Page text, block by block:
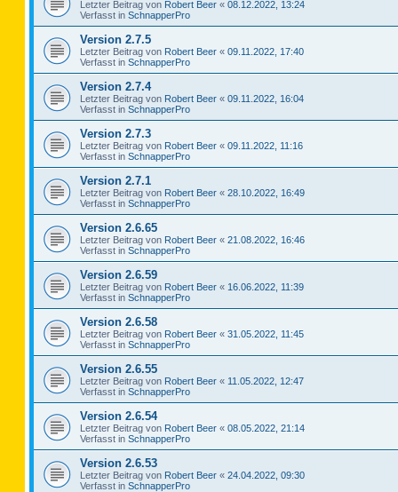
Letzter Beitrag von Robert Beer « 08.12.2022, 13:24
Verfasst in SchnapperPro
Version 2.7.5
Letzter Beitrag von Robert Beer « 09.11.2022, 17:40
Verfasst in SchnapperPro
Version 2.7.4
Letzter Beitrag von Robert Beer « 09.11.2022, 16:04
Verfasst in SchnapperPro
Version 2.7.3
Letzter Beitrag von Robert Beer « 09.11.2022, 11:16
Verfasst in SchnapperPro
Version 2.7.1
Letzter Beitrag von Robert Beer « 28.10.2022, 16:49
Verfasst in SchnapperPro
Version 2.6.65
Letzter Beitrag von Robert Beer « 21.08.2022, 16:46
Verfasst in SchnapperPro
Version 2.6.59
Letzter Beitrag von Robert Beer « 16.06.2022, 11:39
Verfasst in SchnapperPro
Version 2.6.58
Letzter Beitrag von Robert Beer « 31.05.2022, 11:45
Verfasst in SchnapperPro
Version 2.6.55
Letzter Beitrag von Robert Beer « 11.05.2022, 12:47
Verfasst in SchnapperPro
Version 2.6.54
Letzter Beitrag von Robert Beer « 08.05.2022, 21:14
Verfasst in SchnapperPro
Version 2.6.53
Letzter Beitrag von Robert Beer « 24.04.2022, 09:30
Verfasst in SchnapperPro